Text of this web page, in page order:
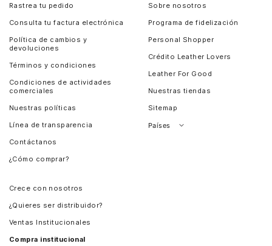
Rastrea tu pedido
Consulta tu factura electrónica
Política de cambios y
devoluciones
Términos y condiciones
Condiciones de actividades
comerciales
Nuestras políticas
Línea de transparencia
Contáctanos
¿Cómo comprar?
Sobre nosotros
Programa de fidelización
Personal Shopper
Crédito Leather Lovers
Leather For Good
Nuestras tiendas
Sitemap
Países
Crece con nosotros
¿Quieres ser distribuidor?
Ventas Institucionales
Compra institucional